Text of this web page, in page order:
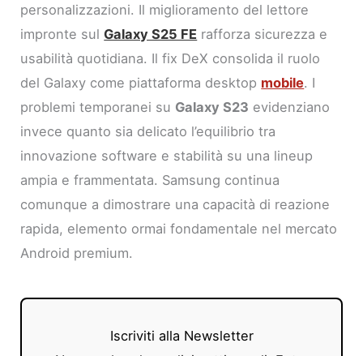
personalizzazioni. Il miglioramento del lettore
impronte sulGalaxy S25 FE rafforza sicurezza e
usabilità quotidiana. Il fix DeX consolida il ruolo
del Galaxy come piattaforma desktop mobile. I
problemi temporanei su Galaxy S23 evidenziano
invece quanto sia delicato l’equilibrio tra
innovazione software e stabilità su una lineup
ampia e frammentata. Samsung continua
comunque a dimostrare una capacità di reazione
rapida, elemento ormai fondamentale nel mercato
Android premium.
Iscriviti alla Newsletter